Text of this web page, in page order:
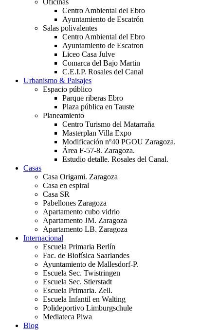
Oficinas
Centro Ambiental del Ebro
Ayuntamiento de Escatrón
Salas polivalentes
Centro Ambiental del Ebro
Ayuntamiento de Escatron
Liceo Casa Julve
Comarca del Bajo Martin
C.E.I.P. Rosales del Canal
Urbanismo & Paisajes
Espacio público
Parque riberas Ebro
Plaza pública en Tauste
Planeamiento
Centro Turismo del Matarraña
Masterplan Villa Expo
Modificación nº40 PGOU Zaragoza.
Área F-57-8. Zaragoza.
Estudio detalle. Rosales del Canal.
Casas
Casa Origami. Zaragoza
Casa en espiral
Casa SR
Pabellones Zaragoza
Apartamento cubo vidrio
Apartamento JM. Zaragoza
Apartamento LB. Zaragoza
Internacional
Escuela Primaria Berlín
Fac. de Biofísica Saarlandes
Ayuntamiento de Mallesdorf-P.
Escuela Sec. Twistringen
Escuela Sec. Stierstadt
Escuela Primaria. Zell.
Escuela Infantil en Walting
Polideportivo Limburgschule
Mediateca Piwa
Blog